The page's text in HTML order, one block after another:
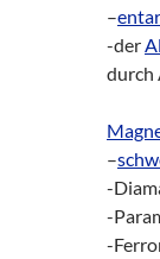
–
-der
durch
–
-
-
-